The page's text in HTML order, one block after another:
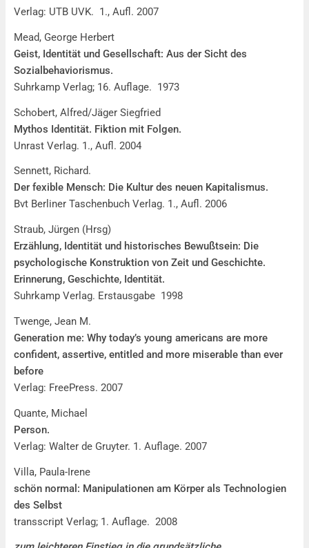
Verlag: UTB UVK. 1., Aufl. 2007
Mead, George Herbert
Geist, Identität und Gesellschaft: Aus der Sicht des
Sozialbehaviorismus.
Suhrkamp Verlag; 16. Auflage. 1973
Schobert, Alfred/Jäger Siegfried
Mythos Identität. Fiktion mit Folgen.
Unrast Verlag. 1., Aufl. 2004
Sennett, Richard.
Der fexible Mensch: Die Kultur des neuen Kapitalismus.
Bvt Berliner Taschenbuch Verlag. 1., Aufl. 2006
Straub, Jürgen (Hrsg)
Erzählung, Identität und historisches Bewußtsein: Die
psychologische Konstruktion von Zeit und Geschichte.
Erinnerung, Geschichte, Identität.
Suhrkamp Verlag. Erstausgabe 1998
Twenge, Jean M.
Generation me: Why today’s young americans are more
confident, assertive, entitled and more miserable than ever
before
Verlag: FreePress. 2007
Quante, Michael
Person.
Verlag: Walter de Gruyter. 1. Auflage. 2007
Villa, Paula-Irene
schön normal: Manipulationen am Körper als Technologien
des Selbst
transscript Verlag; 1. Auflage. 2008